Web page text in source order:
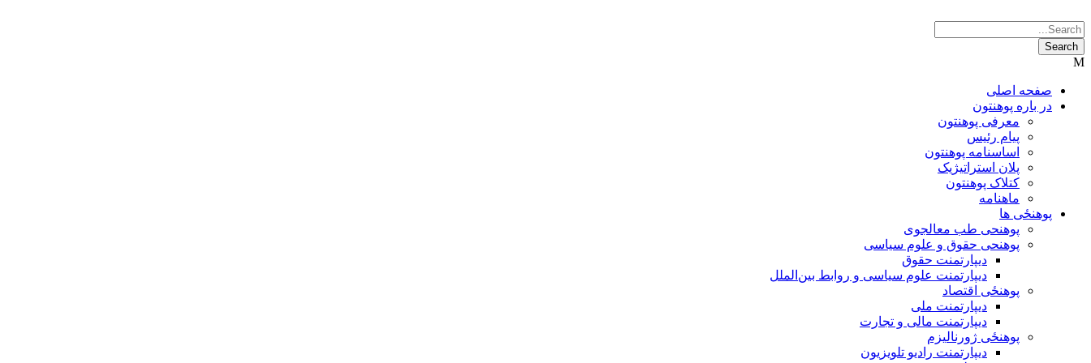
صفحه اصلی
در باره پوهنتون
معرفی پوهنتون
پیام رئیس
اساسنامه پوهنتون
پلان استراتیژیک
کتلاک پوهنتون
ماهنامه
پوهنځی ها
پوهنحی طب معالجوی
پوهنحی حقوق و علوم سیاسی
دیپارتمنت حقوق
دیپارتمنت علوم سیاسی و روابط بین‌الملل
پوهنځی اقتصاد
دیپارتمنت ملی
دیپارتمنت مالی و تجارت
پوهنځی ژورنالیزم
دیپارتمنت رادیو تلویزیون